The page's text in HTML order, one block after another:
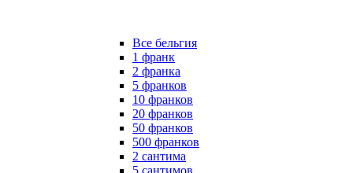
Все бельгия
1 франк
2 франка
5 франков
10 франков
20 франков
50 франков
500 франков
2 сантима
5 сантимов